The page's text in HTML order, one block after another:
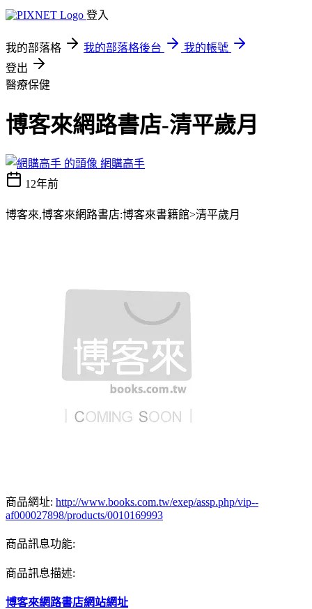
登入
我的部落格 我的部落格後台
我的帳號
登出
醫療保健
博客來網路書店-清平歲月
網購高手
12年前
博客來,博客來網路書店:博客來書籍館>清平歲月
商品網址: http://www.books.com.tw/exep/assp.php/vip--
af000027898/products/0010169993
商品訊息功能:
商品訊息描述:
博客來網路書店網站網址